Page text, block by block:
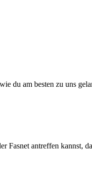
du am besten zu uns
Fasnet antreffen kannst,